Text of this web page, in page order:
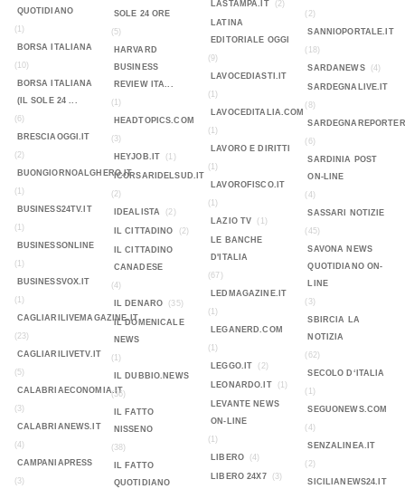
QUOTIDIANO
(1)
BORSA ITALIANA
(10)
BORSA ITALIANA
(IL SOLE 24 ...
(6)
BRESCIAOGGI.IT
(2)
BUONGIORNOALGHERO.IT
(1)
BUSINESS24TV.IT
(1)
BUSINESSONLINE
(1)
BUSINESSVOX.IT
(1)
CAGLIARILIVEMAGAZINE.IT
(23)
CAGLIARILIVETV.IT
(5)
CALABRIAECONOMIA.IT
(3)
CALABRIANEWS.IT
(4)
CAMPANIAPRESS
(3)
SOLE 24 ORE
(5)
HARVARD
BUSINESS
REVIEW ITA...
(1)
HEADTOPICS.COM
(3)
HEYJOB.IT
(1)
ICORSARIDELSUD.IT
(2)
IDEALISTA
(2)
IL CITTADINO (2)
IL CITTADINO
CANADESE
(4)
IL DENARO
(35)
IL DOMENICALE
NEWS
(1)
IL DUBBIO.NEWS
(36)
IL FATTO
NISSENO
(38)
IL FATTO
QUOTIDIANO
LASTAMPA.IT (2)
LATINA
EDITORIALE OGGI
(9)
LAVOCEDIASTI.IT
(1)
LAVOCEDITALIA.COM
(1)
LAVORO E DIRITTI
(1)
LAVOROFISCO.IT
(1)
LAZIO TV
(1)
LE BANCHE
D'ITALIA
(67)
LEDMAGAZINE.IT
(1)
LEGANERD.COM
(1)
LEGGO.IT
(2)
LEONARDO.IT (1)
LEVANTE NEWS
ON-LINE
(1)
LIBERO
(4)
LIBERO 24X7 (3)
(2)
SANNIOPORTALE.IT
(18)
SARDANEWS
(4)
SARDEGNALIVE.IT
(8)
(6)
SARDINIA POST
ON-LINE
(4)
SASSARI NOTIZIE
(45)
SAVONA NEWS
QUOTIDIANO ON-
LINE
(3)
SBIRCIA LA
NOTIZIA
(62)
SECOLO D‘ITALIA
(1)
SEGUONEWS.COM
(4)
SENZALINEA.IT
(2)
SICILIANEWS24.IT